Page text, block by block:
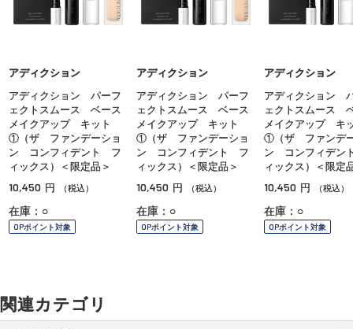
アディクション
アディクション パーフ
ェクトスムース ベース
メイクアップ キット
①（ザ ファンデーショ
ン コンフィデント フ
ィックス）＜限定品＞
10,450 円 （税込）
在庫：○
OPポイント対象
アディクション
アディクション パーフ
ェクトスムース ベース
メイクアップ キット
①（ザ ファンデーショ
ン コンフィデント フ
ィックス）＜限定品＞
10,450 円 （税込）
在庫：○
OPポイント対象
アディクション
アディクション
ェクトスムース
メイクアップ キ
①（ザ ファンデ
ン コンフィデン
ィックス）＜限定
10,450 円 （税込）
在庫：○
OPポイント対象
関連カテゴリ